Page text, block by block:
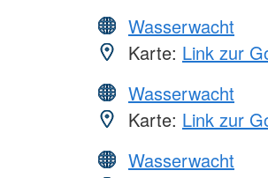
Wasserwacht
Karte: Link zur
Wasserwacht
Karte: Link zur
Wasserwacht